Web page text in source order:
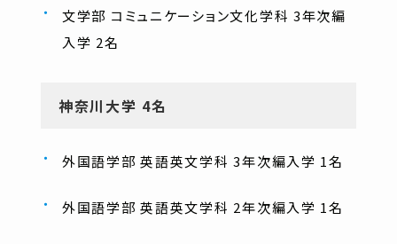
文学部 コミュニケーション文化学科 3年次編
入学 2名
神奈川大学 4名
外国語学部 英語英文学科 3年次編入学 1名
外国語学部 英語英文学科 2年次編入学 1名